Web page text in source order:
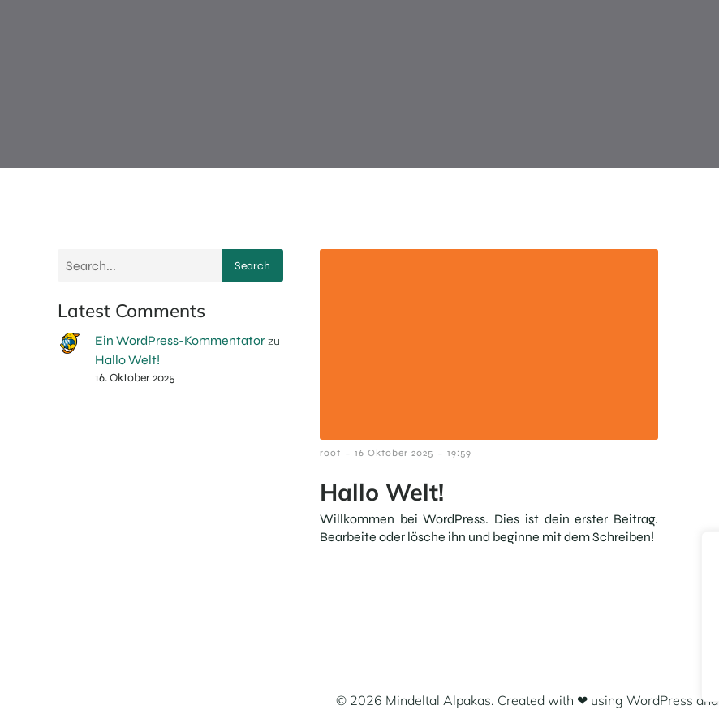
Search
Latest Comments
Ein WordPress-Kommentatorzu
Hallo Welt!
16. Oktober 2025
root - 16 Oktober 2025 - 19:59
Hallo Welt!
Willkommen bei WordPress. Dies ist dein erster Beitrag.
Bearbeite oder lösche ihn und beginne mit dem Schreiben!
© 2026 Mindeltal Alpakas. Created with ❤ using WordPress and